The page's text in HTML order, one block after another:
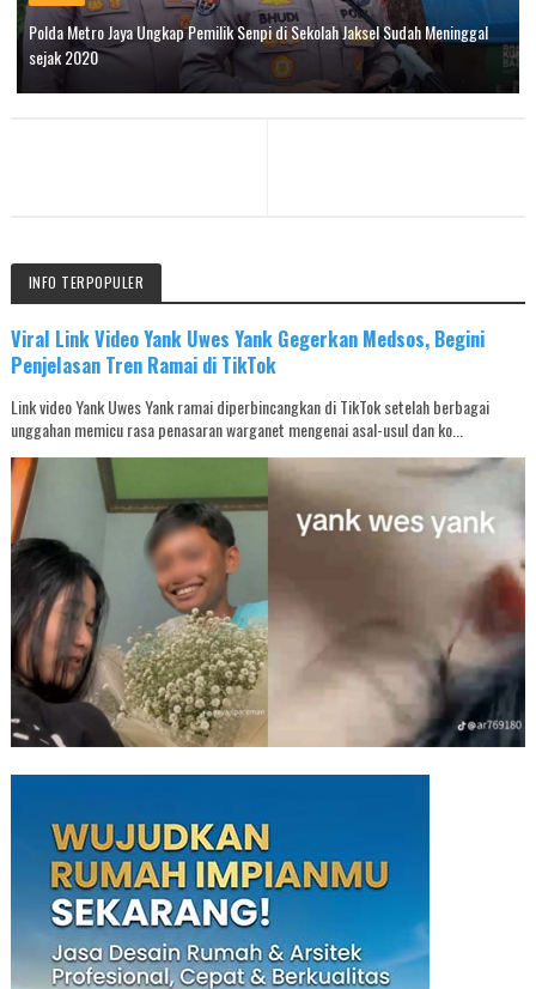
Polda Metro Jaya Ungkap Pemilik Senpi di Sekolah Jaksel Sudah Meninggal
sejak 2020
INFO TERPOPULER
Viral Link Video Yank Uwes Yank Gegerkan Medsos, Begini
Penjelasan Tren Ramai di TikTok
Link video Yank Uwes Yank ramai diperbincangkan di TikTok setelah berbagai
unggahan memicu rasa penasaran warganet mengenai asal-usul dan ko...